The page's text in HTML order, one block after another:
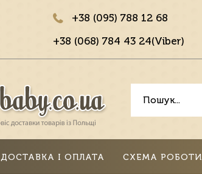
+38 (095) 788 12 68
+38 (068) 784 43 24(Viber)
ДОСТАВКА І ОПЛАТА СХЕМА РОБОТИ